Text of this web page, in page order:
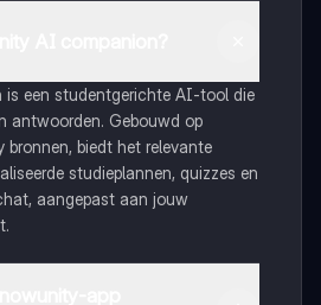
is een studentgerichte AI-tool die
antwoorden. Gebouwd op
bronnen, biedt het relevante
studieplannen, quizzes en
aangepast aan jouw